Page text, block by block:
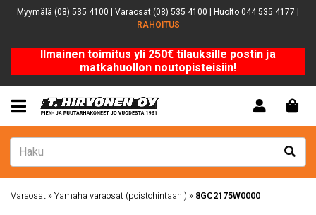
Myymälä (08) 535 4100 | Varaosat (08) 535 4100 | Huolto 044 535 4177 |
RAHOITUS
Ilmainen toimitus yli 250€ tilauksille postin ja
matkahuollon noutopisteisiin!
Varaosat »Yamaha varaosat (poistohintaan!) » 8GC2175W0000